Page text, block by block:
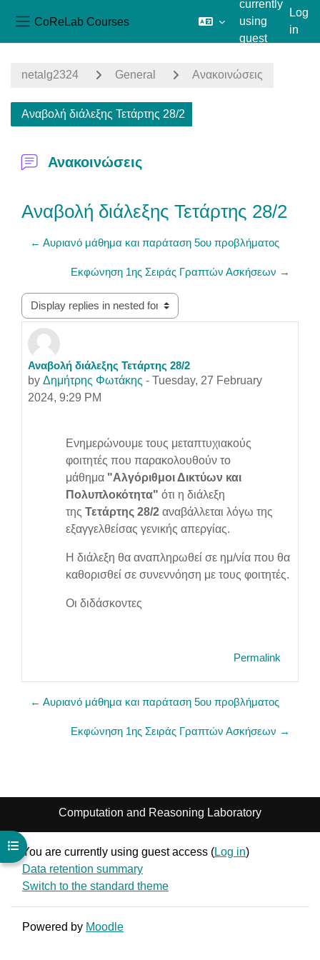
CoReLab Courses
currently
using
guest
Log
in
Open course index
netalg2324 General Ανακοινώσεις
Αναβολή διάλεξης Τετάρτης 28/2
Ανακοινώσεις
Αναβολή διάλεξης Τετάρτης 28/2
← Aυριανό μάθημα και παράταση 5ου προβλήματος
Εκφώνηση 1ης Σειράς Γραπτών Ασκήσεων →
Display mode
Αναβολή διάλεξης Τετάρτης 28/2
by Δημήτρης Φωτάκης - Tuesday, 27 February
2024, 9:29 PM
Number of replies: 0
Ενημερώνουμε τους μεταπτυχιακούς
φοιτητές που παρακολουθούν το
μάθημα "Αλγόριθμοι Δικτύων και
Πολυπλοκότητα" ότι η διάλεξη
της Τετάρτης 28/2 αναβάλλεται λόγω της
εξαγγελθείσας γενικής απεργίας.
Η διάλεξη θα αναπληρωθεί σε ημ/νία που θα
καθορισθεί σε συνεννόηση με τους φοιτητές.
Οι διδάσκοντες
Permalink
← Aυριανό μάθημα και παράταση 5ου προβλήματος
Εκφώνηση 1ης Σειράς Γραπτών Ασκήσεων →
Computation and Reasoning Laboratory
You are currently using guest access (Log in)
Data retention summary
Switch to the standard theme
Powered by Moodle